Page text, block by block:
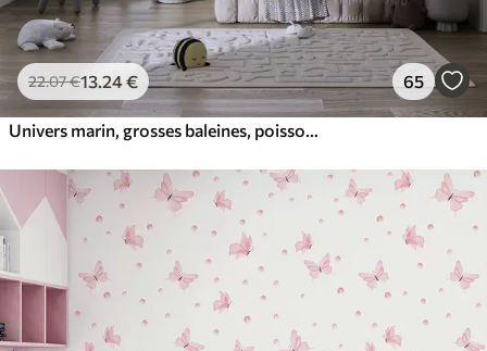
22.07€13.24€ 65
Univers marin, grosses baleines, poissons et tortues